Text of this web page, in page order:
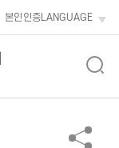
본인인증LANGUAGE